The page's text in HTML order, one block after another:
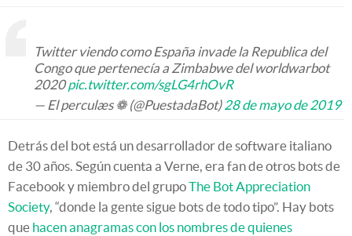
Twitter viendo como España invade la Republica del
Congo que pertenecía a Zimbabwe del worldwarbot
2020pic.twitter.com/sgLG4rhOvR
— El perculæs ❁ (@PuestadaBot)28 de mayo de 2019
Detrás del bot está un desarrollador de software italiano
de 30 años. Según cuenta a Verne, era fan de otros bots de
Facebook y miembro del grupoThe Bot Appreciation
Society, “donde la gente sigue bots de todo tipo”. Hay bots
que hacen anagramas con los nombres de quienes